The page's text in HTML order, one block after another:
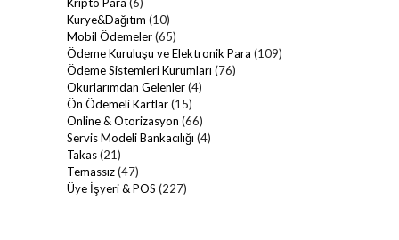
Kurye&Dağıtım (10)
Mobil Ödemeler(65)
Ödeme Kuruluşu ve Elektronik Para (109)
Ödeme Sistemleri Kurumları (76)
Okurlarımdan Gelenler(4)
Ön Ödemeli Kartlar(15)
Online & Otorizasyon (66)
Servis Modeli Bankacılığı (4)
Takas(21)
Temassız(47)
Üye İşyeri & POS (227)